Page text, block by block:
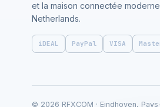
et la maison connectée
Netherlands.
iDEAL PayPal VISA
© 2026 RFXCOM · Eindhoven,